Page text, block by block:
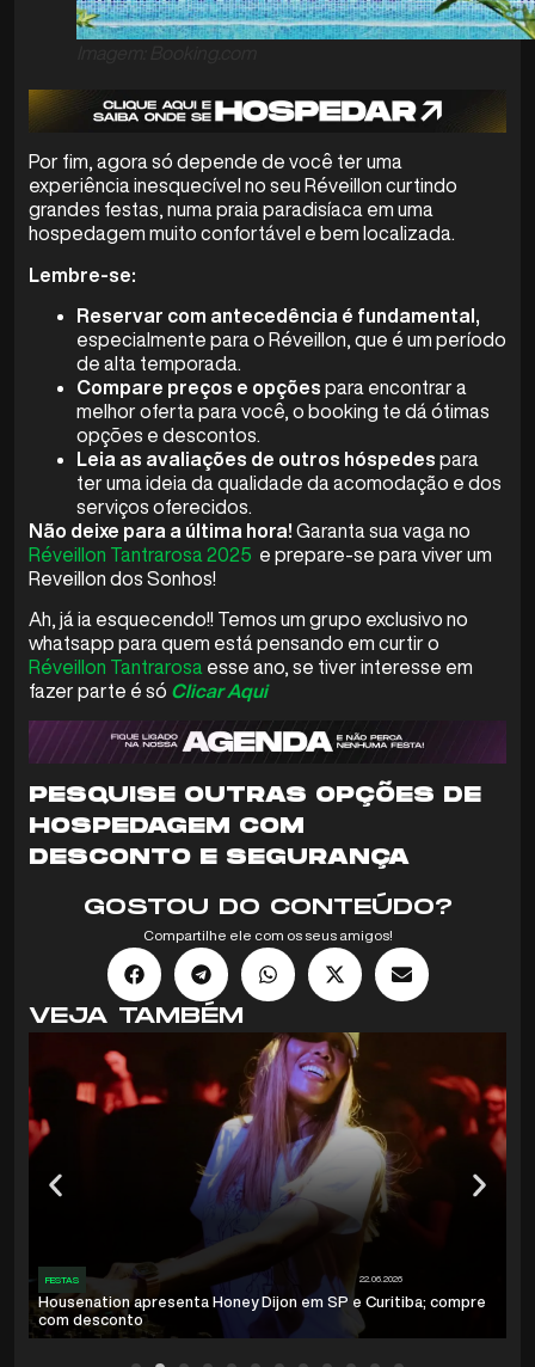
Por fim, agora só depende de você ter uma
experiência inesquecível no seu Réveillon curtindo
grandes festas, numa praia paradisíaca em uma
hospedagem muito confortável e bem localizada.
Lembre-se:
Reservar com antecedência é fundamental,
especialmente para o Réveillon, que é um período
de alta temporada.
Compare preços e opções para encontrar a
melhor oferta para você, o booking te dá ótimas
opções e descontos.
Leia as avaliações de outros hóspedes para
ter uma ideia da qualidade da acomodação e dos
serviços oferecidos.
Não deixe para a última hora! Garanta sua vaga no
Réveillon Tantrarosa 2025 e prepare-se para viver um
Reveillon dos Sonhos!
Ah, já ia esquecendo!! Temos um grupo exclusivo no
whatsapp para quem está pensando em curtir o
Réveillon Tantrarosa esse ano, se tiver interesse em
fazer parte é só Clicar Aqui
PESQUISE OUTRAS OPÇÕES DE
HOSPEDAGEM COM
DESCONTO E SEGURANÇA
GOSTOU DO CONTEÚDO?
Compartilhe ele com os seus amigos!
VEJA TAMBÉM
FESTAS 22.06.2026
Housenation apresenta Honey Dijon em SP e Curitiba; compre
com desconto